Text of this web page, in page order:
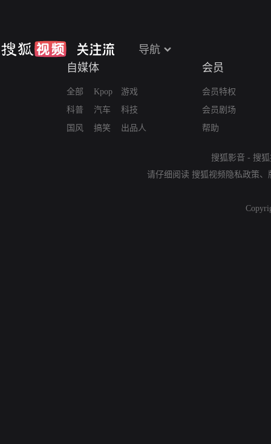
导航
自媒体
全部
科普
国风
Kpop
汽车
搞笑
游戏
科技
出品人
会员
会员特权
会员剧场
帮助
搜狐影音 - 搜
请仔细阅读 搜狐视频隐私政策、